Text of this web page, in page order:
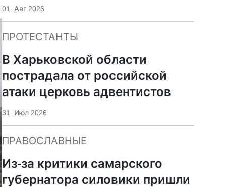
01. Авг 2026
ПРОТЕСТАНТЫ
В Харьковской области
пострадала от российской
атаки церковь адвентистов
31. Июл 2026
ПРАВОСЛАВНЫЕ
Из-за критики самарского
губернатора силовики пришли